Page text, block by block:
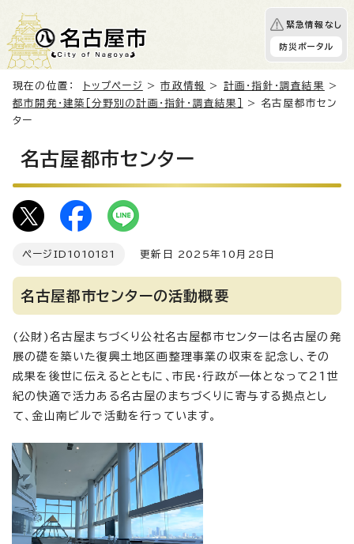
緊急情報なし
防災ポータル
現在の位置： トップページ >市政情報 > 計画・指針・調査結果
>
都市開発・建築［分野別の計画・指針・調査結果］
> 名古屋都市セン
ター
名古屋都市センター
ページID 1010181 更新日 2025年10月28日
名古屋都市センターの活動概要
(公財)名古屋まちづくり公社名古屋都市センターは名古屋の発
展の礎を築いた復興土地区画整理事業の収束を記念し、その
成果を後世に伝えるとともに、市民・行政が一体となって21世
紀の快適で活力ある名古屋のまちづくりに寄与する拠点とし
て、金山南ビルで活動を行っています。